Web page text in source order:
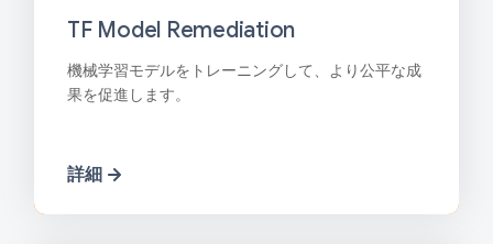
TF Model Remediation
機械学習モデルをトレーニングして、より公平な成
果を促進します。
詳細